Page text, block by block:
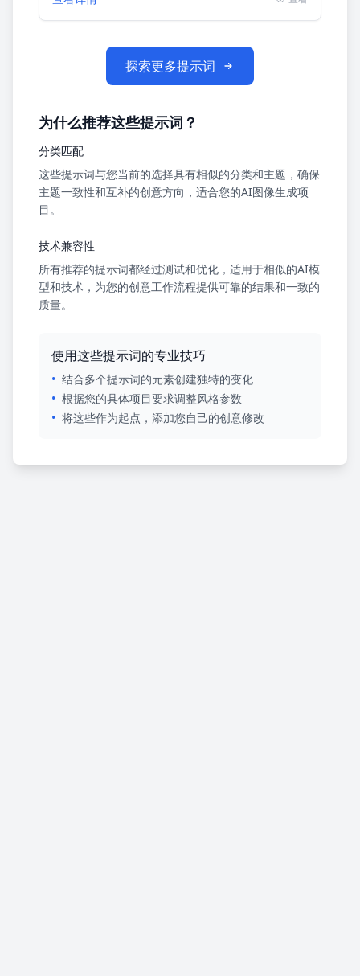
探索更多提示词
为什么推荐这些提示词？
分类匹配
这些提示词与您当前的选择具有相似的分类和主题，确保
主题一致性和互补的创意方向，适合您的AI图像生成项
目。
技术兼容性
所有推荐的提示词都经过测试和优化，适用于相似的AI模
型和技术，为您的创意工作流程提供可靠的结果和一致的
质量。
使用这些提示词的专业技巧
• 结合多个提示词的元素创建独特的变化
• 根据您的具体项目要求调整风格参数
• 将这些作为起点，添加您自己的创意修改